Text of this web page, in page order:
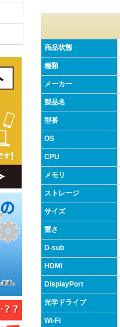
商品状態
種類
メーカー
製品名
型番
OS
CPU
メモリ
ストレージ
サイズ
重さ
D-sub
HDMI
DisplayPort
光学ドライブ
Wi-Fi